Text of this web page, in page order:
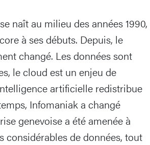
naît au milieu des années 1990,
à ses débuts. Depuis, le
changé. Les données sont
le cloud est un enjeu de
artificielle redistribue
Infomaniak a changé
genevoise a été amenée à
considérables de données, tout